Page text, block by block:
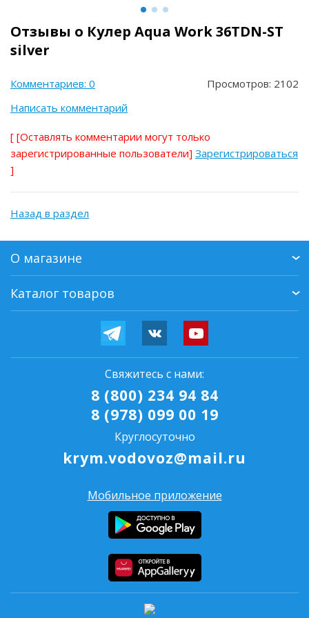
Отзывы о Кулер Aqua Work 36ТDN-ST
silver
Комментариев: 0
Просмотров: 2102
Написать комментарий
[ [Оставлять комментарии могут только
зарегистрированные пользователи] Зарегистрироваться
]
Назад в раздел
О магазине
Каталог товаров
Свяжитесь с нами:
8 (800) 234 94 84
8 (978) 099 00 19
Круглосуточно
krym.vodovoz@mail.ru
Мобильное приложение